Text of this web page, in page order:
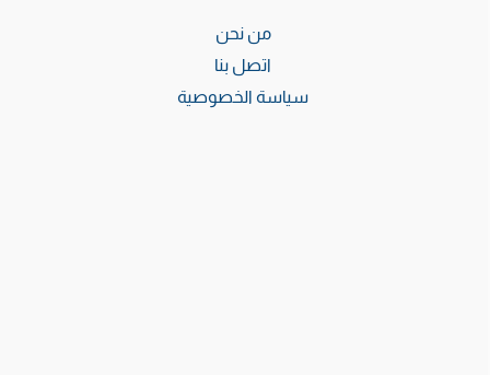
من نحن
اتصل بنا
سياسة الخصوصية